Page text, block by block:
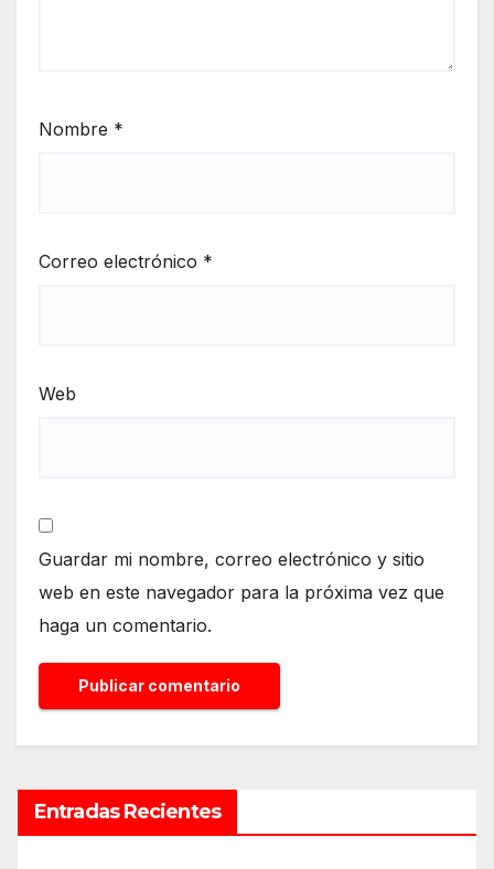
Nombre *
Correo electrónico *
Web
Guardar mi nombre, correo electrónico y sitio
web en este navegador para la próxima vez que
haga un comentario.
Entradas Recientes